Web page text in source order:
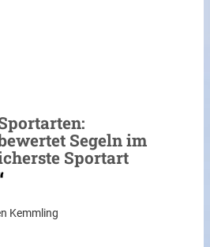
Segeln im
Sportart
Kemmling